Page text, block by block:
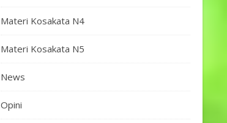
Materi Kosakata N4
Materi Kosakata N5
News
Opini